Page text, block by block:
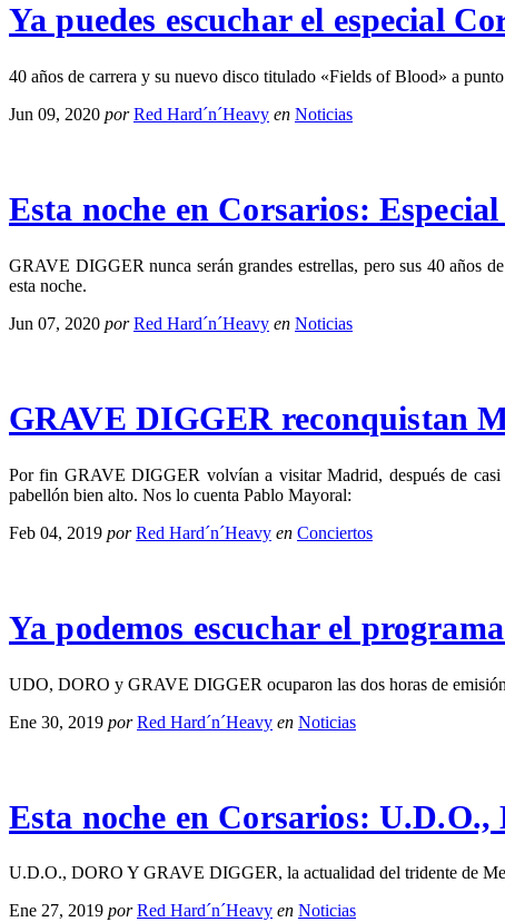
Ya puedes escuchar el especial
40 años de carrera y su nuevo disco titulado «Fields of Blood» a
Jun 09, 2020 por Red Hard´n´Heavy en Noticias
Esta noche en Corsarios:
GRAVE DIGGER nunca serán grandes estrellas, pero sus 40 años
esta noche.
Jun 07, 2020 por Red Hard´n´Heavy en Noticias
GRAVE DIGGER reconquistan
Por fin GRAVE DIGGER volvían a visitar Madrid, después de
pabellón bien alto. Nos lo cuenta Pablo Mayoral:
Feb 04, 2019 por Red Hard´n´Heavy en Conciertos
Ya podemos escuchar el
UDO, DORO y GRAVE DIGGER ocuparon las dos horas de
Ene 30, 2019 por Red Hard´n´Heavy en Noticias
Esta noche en Corsarios:
U.D.O., DORO Y GRAVE DIGGER, la actualidad del tridente de
Ene 27, 2019 por Red Hard´n´Heavy en Noticias